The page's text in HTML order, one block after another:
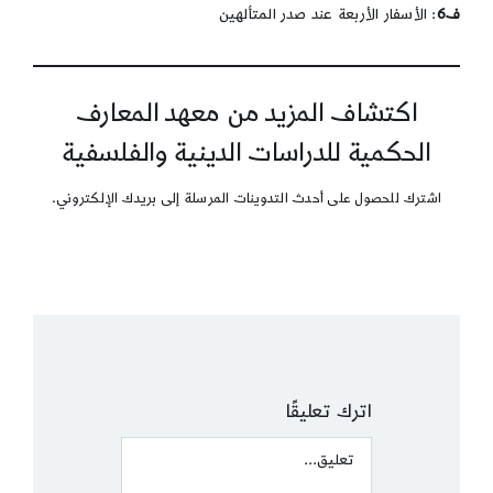
ف6 : الأسفار الأربعة عند صدر المتألهين
اكتشاف المزيد من معهد المعارف
الحكمية للدراسات الدينية والفلسفية
اشترك للحصول على أحدث التدوينات المرسلة إلى بريدك الإلكتروني.
اترك تعليقًا
Comment